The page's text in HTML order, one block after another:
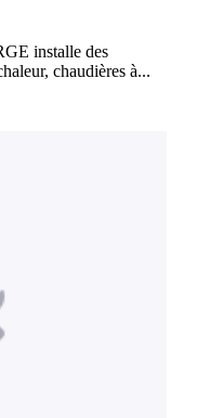
installe des
chaudières à...